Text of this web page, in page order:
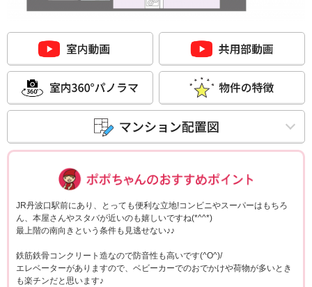
JR丹波口駅前にあり、とっても便利な立地!コンビニやスーパーはもちろ
ん、本屋さんやスタバが近いのも嬉しいですね(*^^*)
最上階の南向きという条件も見逃せない♪♪
鉄筋鉄骨コンクリート造なので防音性も高いです(^O^)/
エレベーターがありますので、ベビーカーでのおでかけや荷物が多いとき
も楽チンだと思います♪